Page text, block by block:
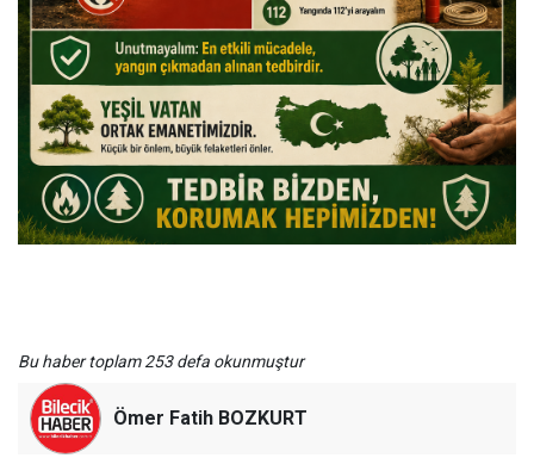
Bu haber toplam 253 defa okunmuştur
Ömer Fatih BOZKURT